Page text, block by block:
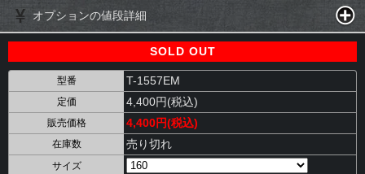
オプションの値段詳細
SOLD OUT
型番 T-1557EM
定価 4,400円(税込)
販売価格 4,400円(税込)
在庫数 売り切れ
サイズ